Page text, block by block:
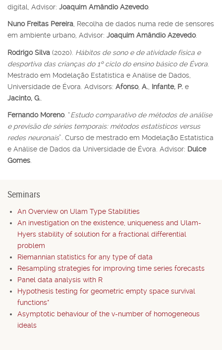
digital, Advisor: Joaquim Amândio Azevedo.
Nuno Freitas Pereira , Recolha de dados numa rede de sensores
em ambiente urbano, Advisor: Joaquim Amândio Azevedo.
Rodrigo Silva (2020). Hábitos de sono e de atividade física e
desportiva das crianças do 1º ciclo do ensino básico de Évora
Mestrado em Modelação Estatística e Análise de Dados,
Universidade de Évora. Advisors: Afonso, A. Infante, P. e
Jacinto, G.
Fernando Moreno. “Estudo comparativo de métodos de análise
e previsão de séries temporais: métodos estatísticos versus
redes neuronais”. Curso de mestrado em Modelação Estatística
e Análise de Dados da Universidade de Évora. Advisor: Dulce
Gomes
Seminars
An Overview on Ulam Type Stabilities
An investigation on the existence, uniqueness and Ulam-
Hyers stability of solution for a fractional differential
problem
Riemannian statistics for any type of data
Resampling strategies for improving time series forecasts
Panel data analysis with R
Hypothesis testing for geometric empty space survival
functions*
Asymptotic behaviour of the v-number of homogeneous
ideals